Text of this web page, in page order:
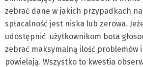
zebrać dane w jakich przypadkach
spłacalność jest niska lub zerowa.
udostępnić użytkownikom bota
zebrać maksymalną ilość problemów
powielają. Wszystko to kwestia